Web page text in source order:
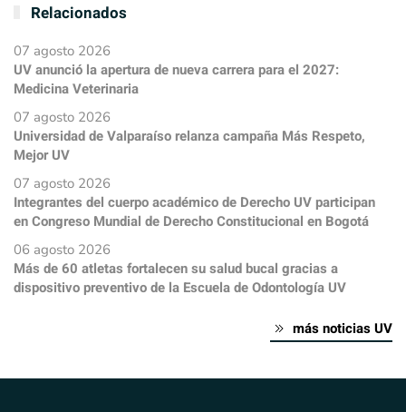
Relacionados
07 agosto 2026
UV anunció la apertura de nueva carrera para el 2027:
Medicina Veterinaria
07 agosto 2026
Universidad de Valparaíso relanza campaña Más Respeto,
Mejor UV
07 agosto 2026
Integrantes del cuerpo académico de Derecho UV participan
en Congreso Mundial de Derecho Constitucional en Bogotá
06 agosto 2026
Más de 60 atletas fortalecen su salud bucal gracias a
dispositivo preventivo de la Escuela de Odontología UV
más noticias UV